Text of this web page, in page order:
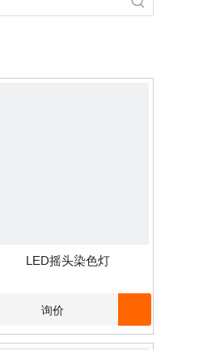
LED摇头染色灯
询价